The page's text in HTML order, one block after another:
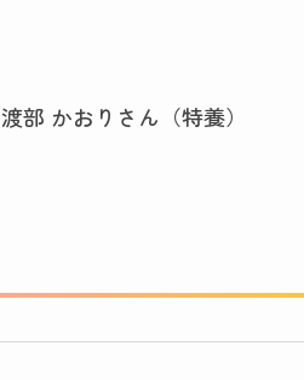
渡部 かおりさん（特養）